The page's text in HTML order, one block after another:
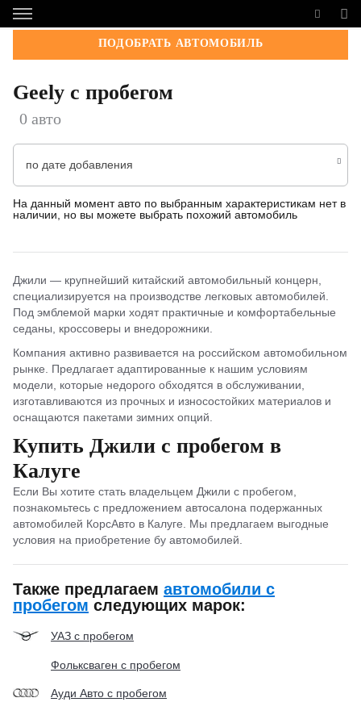
ПОДОБРАТЬ АВТОМОБИЛЬ
Geely с пробегом
0 авто
по дате добавления
На данный момент авто по выбранным характеристикам нет в
наличии, но вы можете выбрать похожий автомобиль
Джили — крупнейший китайский автомобильный концерн,
специализируется на производстве легковых автомобилей.
Под эмблемой марки ходят практичные и комфортабельные
седаны, кроссоверы и внедорожники.
Компания активно развивается на российском автомобильном
рынке. Предлагает адаптированные к нашим условиям
модели, которые недорого обходятся в обслуживании,
изготавливаются из прочных и износостойких материалов и
оснащаются пакетами зимних опций.
Купить Джили с пробегом в
Калуге
Если Вы хотите стать владельцем Джили с пробегом,
познакомьтесь с предложением автосалона подержанных
автомобилей КорсАвто в Калуге. Мы предлагаем выгодные
условия на приобретение бу автомобилей.
Также предлагаем автомобили с
пробегом следующих марок:
УАЗ с пробегом
Фольксваген с пробегом
Ауди Авто с пробегом